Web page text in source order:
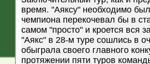
время. "Аяксу" необходимо
чемпиона перекочевал бы в
самом "просто" и кроется вся
"Аякс" в 28-м туре сошлись в
обыграла своего главного
протяжении пяти туров